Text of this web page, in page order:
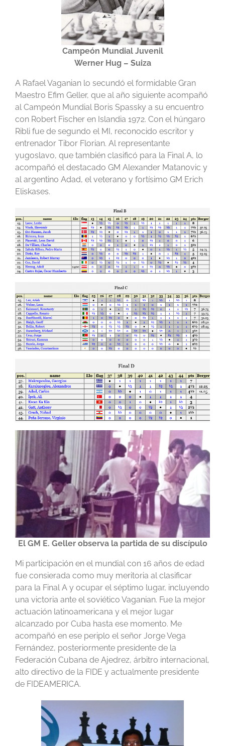
Campeón Mundial Juvenil
Werner Hug – Suiza
A Rafael Vaganian lo secundó el formidable Gran
Maestro Efim Geller, que al año siguiente acompañó
al Campeón Mundial Boris Spassky a su encuentro
con Robert Fischer en Islandia 1972. Con el húngaro
Ribli fue de segundo el MI, reconocido escritor y
entrenador Tibor Florian. Al representante
yugoslavo, que también clasificó para la Final A, lo
acompañó el destacado GM Alexander Matanovic y
al argentino Adad, el veterano y fortísimo GM Erich
Eliskases.
El GM E. Geller observa la partida de su discípulo
Mi participación en el mundial con 16 años de edad
fue consierada como muy meritoria al clasificar
para la Final A y ocupar el séptimo lugar, incluyendo
una victoria ante el soviético Vaganian. Fue la mejor
actuación latinoamericana y el mejor lugar
alcanzado por Cuba hasta ese momento. Me
acompañó en ese periplo el señor Jorge Vega
Fernández, posteriormente presidente de la
Federación Cubana de Ajedrez, árbitro internacional,
alto directivo de la FIDE y actualmente presidente
de FIDEAMERICA.